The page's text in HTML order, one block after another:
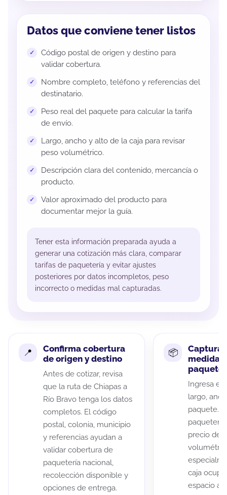
Datos que conviene tener listos
Código postal de origen y destino para
validar cobertura.
Nombre completo, teléfono y referencias del
destinatario.
Peso real del paquete para calcular la tarifa
de envío.
Largo, ancho y alto de la caja para revisar
peso volumétrico.
Descripción clara del contenido, mercancía o
producto.
Valor aproximado del producto para
documentar mejor la guía.
Tener esta información preparada ayuda a
generar una cotización más clara, comparar
tarifas de paquetería y evitar ajustes
posteriores por datos incompletos, peso
incorrecto o medidas mal capturadas.
Confirma cobertura
de origen y destino
Antes de cotizar, revisa
que la ruta de Chiapas a
Río Bravo tenga los datos
completos. El código
postal, colonia, municipio
y referencias ayudan a
validar cobertura de
paquetería nacional,
recolección disponible y
opciones de entrega.
Captura
medidas
paquete
Ingresa el
largo,
paquete.
precio de
caja
espacio